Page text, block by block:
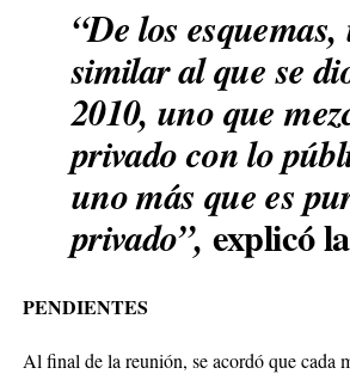
“De los
similar al que se
2010, uno que
privado con lo
uno más que es
privado”, explicó
PENDIENTES
Al final de la reunión, se acordó que cada